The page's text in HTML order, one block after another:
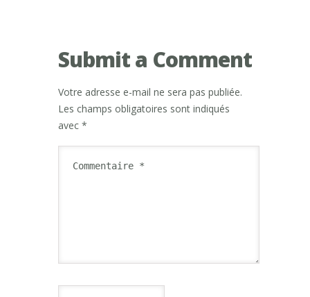
Submit a Comment
Votre adresse e-mail ne sera pas publiée.
Les champs obligatoires sont indiqués
avec *